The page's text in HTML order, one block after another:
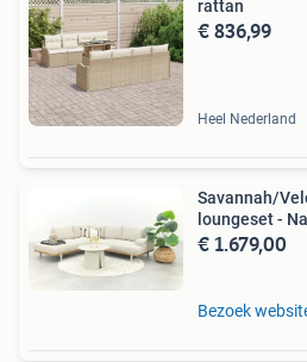
rattan
€ 836,99
Heel Nederland
Savannah/
loungeset -
€ 1.679,00
Bezoek